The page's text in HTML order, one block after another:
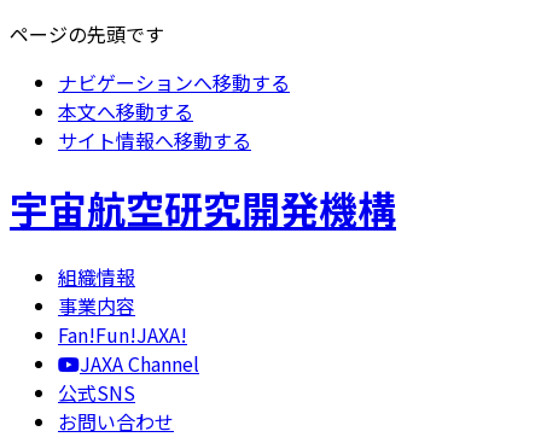
ページの先頭です
ナビゲーションへ移動する
本文へ移動する
サイト情報へ移動する
宇宙航空研究開発機構
組織情報
事業内容
Fan!Fun!JAXA!
JAXA Channel
公式SNS
お問い合わせ